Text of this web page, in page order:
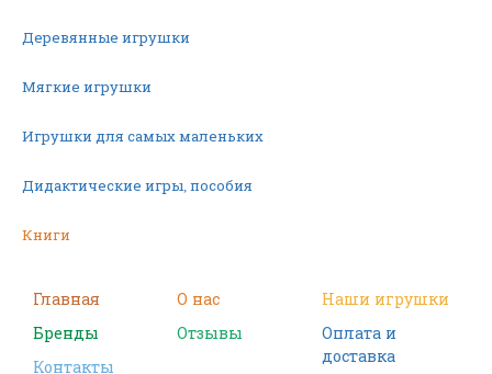
Деревянные игрушки
Мягкие игрушки
Игрушки для самых маленьких
Дидактические игры, пособия
Книги
Фигурки
Главная О нас
Наши игрушки
Бренды
Отзывы
Оплата и
доставка
Контакты